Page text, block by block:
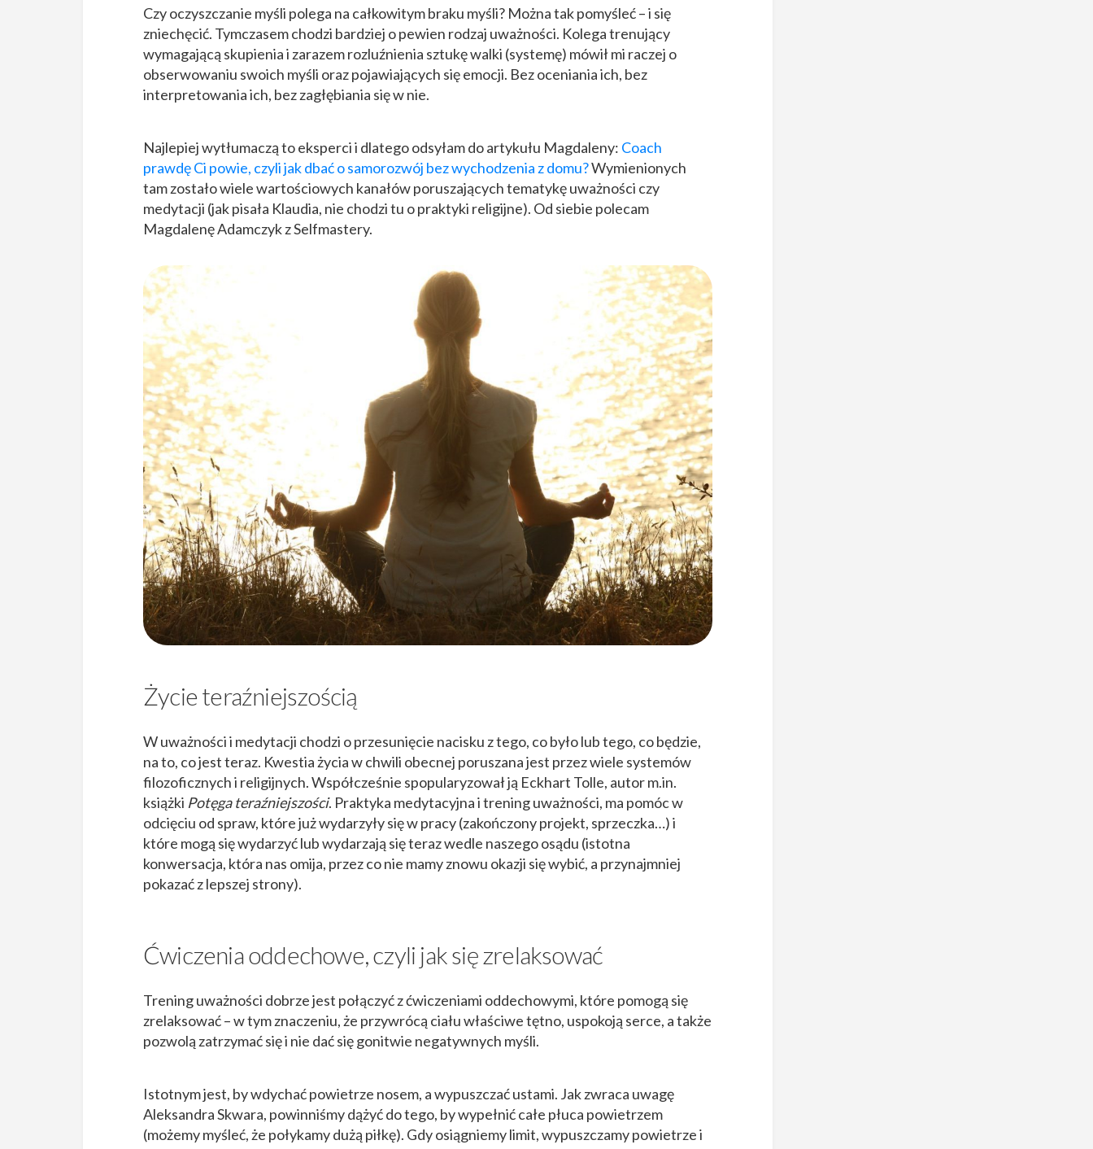
Czy oczyszczanie myśli polega na całkowitym braku myśli? Można tak pomyśleć – i się
zniechęcić. Tymczasem chodzi bardziej o pewien rodzaj uważności. Kolega trenujący
wymagającą skupienia i zarazem rozluźnienia sztukę walki (systemę) mówił mi raczej o
obserwowaniu swoich myśli oraz pojawiających się emocji. Bez oceniania ich, bez
interpretowania ich, bez zagłębiania się w nie.
Najlepiej wytłumaczą to eksperci i dlatego odsyłam do artykułu Magdaleny: Coach
prawdę Ci powie, czyli jak dbać o samorozwój bez wychodzenia z domu?Wymienionych
tam zostało wiele wartościowych kanałów poruszających tematykę uważności czy
medytacji (jak pisała Klaudia, nie chodzi tu o praktyki religijne). Od siebie polecam
Magdalenę Adamczyk z Selfmastery.
Życie teraźniejszością
W uważności i medytacji chodzi o przesunięcie nacisku z tego, co było lub tego, co będzie,
na to, co jest teraz. Kwestia życia w chwili obecnej poruszana jest przez wiele systemów
filozoficznych i religijnych. Współcześnie spopularyzował ją Eckhart Tolle, autor m.in.
książki Potęga teraźniejszości. Praktyka medytacyjna i trening uważności, ma pomóc w
odcięciu od spraw, które już wydarzyły się w pracy (zakończony projekt, sprzeczka…) i
które mogą się wydarzyć lub wydarzają się teraz wedle naszego osądu (istotna
konwersacja, która nas omija, przez co nie mamy znowu okazji się wybić, a przynajmniej
pokazać z lepszej strony).
Ćwiczenia oddechowe, czyli jak się zrelaksować
Trening uważności dobrze jest połączyć z ćwiczeniami oddechowymi, które pomogą się
zrelaksować – w tym znaczeniu, że przywrócą ciału właściwe tętno, uspokoją serce, a także
pozwolą zatrzymać się i nie dać się gonitwie negatywnych myśli.
Istotnym jest, by wdychać powietrze nosem, a wypuszczać ustami. Jak zwraca uwagę
Aleksandra Skwara, powinniśmy dążyć do tego, by wypełnić całe płuca powietrzem
(możemy myśleć, że połykamy dużą piłkę). Gdy osiągniemy limit, wypuszczamy powietrze i